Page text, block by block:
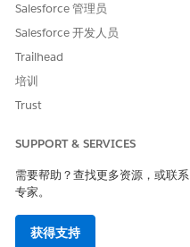
Salesforce 管理员
Salesforce 开发人员
Trailhead
培训
Trust
SUPPORT & SERVICES
需要帮助？查找更多资源，或联系
专家。
获得支持